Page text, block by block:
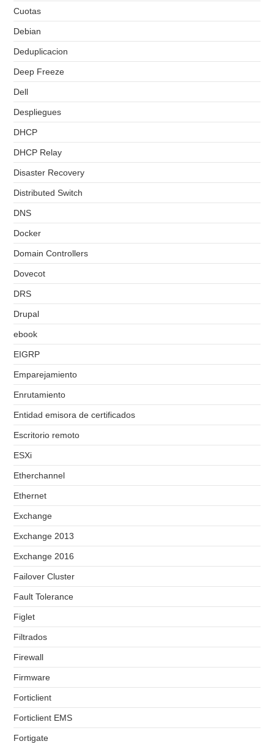
Cuotas
Debian
Deduplicacion
Deep Freeze
Dell
Despliegues
DHCP
DHCP Relay
Disaster Recovery
Distributed Switch
DNS
Docker
Domain Controllers
Dovecot
DRS
Drupal
ebook
EIGRP
Emparejamiento
Enrutamiento
Entidad emisora de certificados
Escritorio remoto
ESXi
Etherchannel
Ethernet
Exchange
Exchange 2013
Exchange 2016
Failover Cluster
Fault Tolerance
Figlet
Filtrados
Firewall
Firmware
Forticlient
Forticlient EMS
Fortigate